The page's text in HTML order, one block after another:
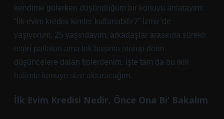
kendime gülerken düşündüğüm bir konuyu anlatayım:
“İlk evim kredisi kimler kullanabilir?” İzmir’de
yaşıyorum, 25 yaşındayım, arkadaşlar arasında sürekli
espri patlatan ama tek başıma oturup derin
düşüncelere dalan tiplerdenim. İşte tam da bu ikili
halimle konuyu size aktaracağım.
İlk Evim Kredisi Nedir, Önce Ona Bi’ Bakalım